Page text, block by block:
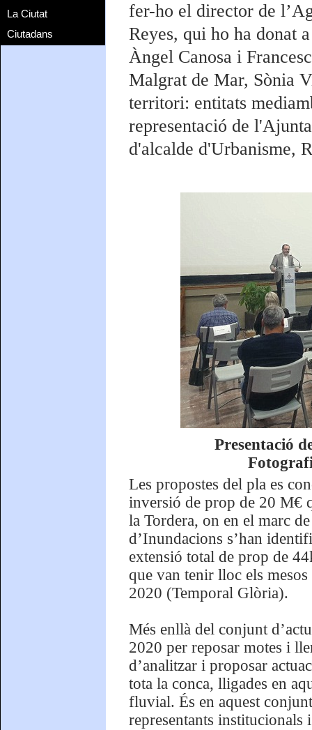
La Ciutat
Ciutadans
fer-ho el director de
Reyes, qui ho ha donat
Àngel Canosa i
Malgrat de Mar, Sònia
territori: entitats
representació de
d'alcalde d'Urbanisme,
Presentació
Les propostes del pla es
inversió de prop de 20 M€
la Tordera, on en el marc
d’Inundacions s’han
extensió total de prop de
que van tenir lloc els
2020 (Temporal Glòria).
Més enllà del conjunt
2020 per reposar motes i
d’analitzar i proposar
tota la conca, lligades en
fluvial. És en aquest
representants institucionals